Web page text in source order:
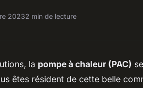
20232 min de lecture
la pompe à chaleur (PAC)
êtes résident de cette belle